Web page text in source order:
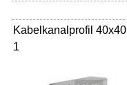
Kabelkanalprofil 40x40
1